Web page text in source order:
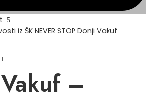
iz ŠK NEVER STOP Donji Vakuf
–